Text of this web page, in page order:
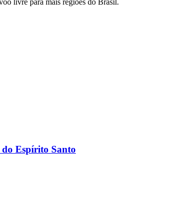
livre para mais regiões do Brasil.
do Espírito Santo